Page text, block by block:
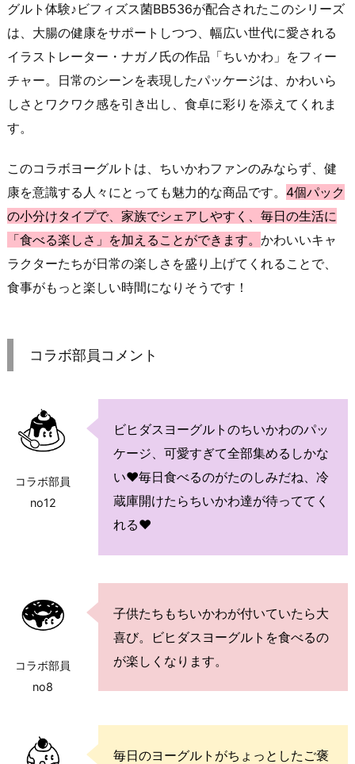
グルト体験♪ビフィズス菌BB536が配合されたこのシリーズ
は、大腸の健康をサポートしつつ、幅広い世代に愛される
イラストレーター・ナガノ氏の作品「ちいかわ」をフィー
チャー。日常のシーンを表現したパッケージは、かわいら
しさとワクワク感を引き出し、食卓に彩りを添えてくれま
す。
このコラボヨーグルトは、ちいかわファンのみならず、健
康を意識する人々にとっても魅力的な商品です。 4個パック
の小分けタイプで、家族でシェアしやすく、毎日の生活に
「食べる楽しさ」を加えることができます。 かわいいキャ
ラクターたちが日常の楽しさを盛り上げてくれることで、
食事がもっと楽しい時間になりそうです！
コラボ部員コメント
コラボ部員
no12
ビヒダスヨーグルトのちいかわのパッ
ケージ、可愛すぎて全部集めるしかな
い♥毎日食べるのがたのしみだね、冷
蔵庫開けたらちいかわ達が待っててく
れる♥
コラボ部員
no8
子供たちもちいかわが付いていたら大
喜び。ビヒダスヨーグルトを食べるの
が楽しくなります。
毎日のヨーグルトがちょっとしたご褒